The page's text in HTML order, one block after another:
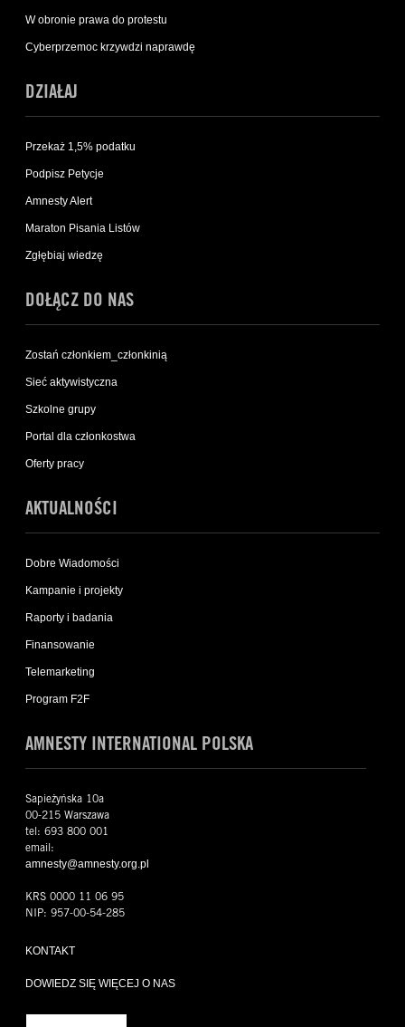
W obronie prawa do protestu
Cyberprzemoc krzywdzi naprawdę
DZIAŁAJ
Przekaż 1,5% podatku
Podpisz Petycje
Amnesty Alert
Maraton Pisania Listów
Zgłębiaj wiedzę
DOŁĄCZ DO NAS
Zostań członkiem_członkinią
Sieć aktywistyczna
Szkolne grupy
Portal dla członkostwa
Oferty pracy
AKTUALNOŚCI
Dobre Wiadomości
Kampanie i projekty
Raporty i badania
Finansowanie
Telemarketing
Program F2F
AMNESTY INTERNATIONAL POLSKA
Sapieżyńska 10a
00-215 Warszawa
tel: 693 800 001
email:
amnesty@amnesty.org.pl
KRS 0000 11 06 95
NIP: 957-00-54-285
KONTAKT
DOWIEDZ SIĘ WIĘCEJ O NAS